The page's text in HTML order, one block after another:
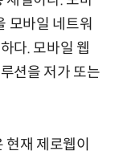
모바일 네트워
다. 모바일 웹
션을 저가 또는
재 제로웹이